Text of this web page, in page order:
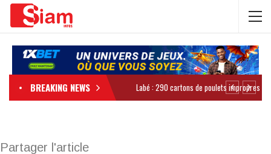
BREAKING NEWS
Partager l'article